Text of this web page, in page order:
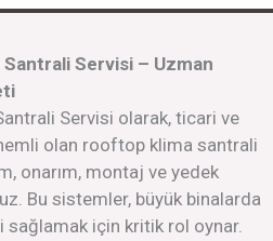
Servisi – Uzman
Servisi olarak, ticari ve
olan rooftop klima santrali
onarım, montaj ve yedek
Bu sistemler, büyük binalarda
için kritik rol oynar.